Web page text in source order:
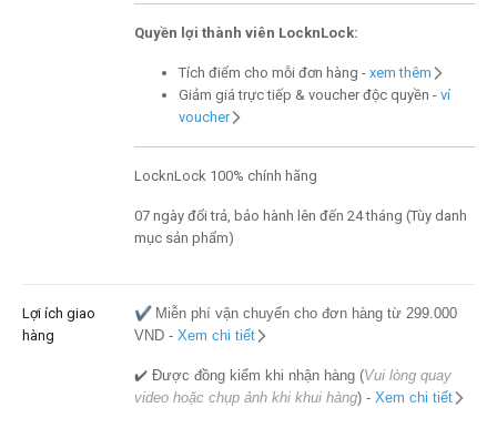
Quyền lợi thành viên LocknLock:
Tích điểm cho mỗi đơn hàng - xem thêm
Giảm giá trực tiếp & voucher độc quyền - ví
voucher
LocknLock 100% chính hãng
07 ngày đổi trả, bảo hành lên đến 24 tháng (Tùy danh
mục sản phẩm)
Lợi ích giao
hàng
✔️ Miễn phí vận chuyển cho đơn hàng từ 299.000
VND - Xem chi tiết
✔️ Được đồng kiểm khi nhận hàng (Vui lòng quay
video hoặc chụp ảnh khi khui hàng) - Xem chi tiết